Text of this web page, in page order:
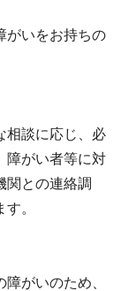
がいをお持ちの
相談に応じ、必
障がい者等に対
関との連絡調
。
がいのため、